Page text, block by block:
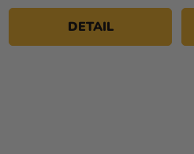
5
hvězdiček.
DETAIL